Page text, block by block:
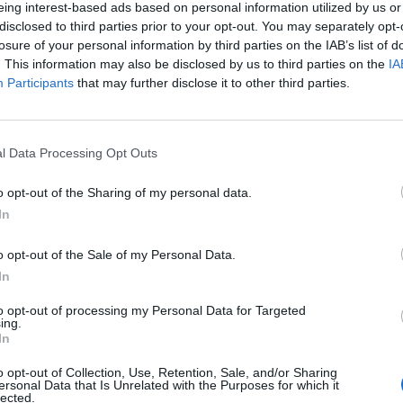
interest-based ads based on personal information utilized by us
to third parties prior to your opt-out. You may separately
of your personal information by third parties on the IAB’s list of
This information may also be disclosed by us to third parties on the
Participants that may further disclose it to other third parties.
Data Processing Opt Outs
opt-out of the Sharing of my personal data.
opt-out of the Sale of my Personal Data.
opt-out of processing my Personal Data for Targeted
opt-out of Collection, Use, Retention, Sale, and/or Sharing
Data that Is Unrelated with the Purposes for which it
Zsolt és Navracsics Tibor lesznek Orbán Viktor
Nem tudni, hogy ugyanolyan rangban
09:25Orbán miniszterelnök-helyettese lehet Varga
mond le Orbán Viktor a pártelnökségről, a miniszterelnöki
Mihály az esélyes, de a váltásra csak...
portfolio.hu hírarchívumához tartozik, melynek olvasása
tartalmazza:
elmúlt 2 év napon belüli